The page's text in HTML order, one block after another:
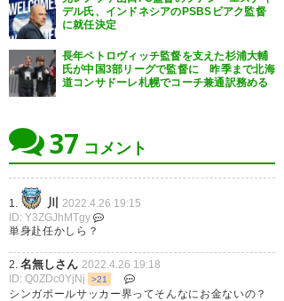
おお、元水戸の監督だった西ヶ
谷さんがシンガポール代表監督
とは。石井さんがブリーラムを
れからは有能な日本人監督の需
要は増えるかも。＞RT
— daiyusaku (daiyusaku)
2022, 4月 25
デル氏、インドネシアのPSBSビアク監督
に就任決定
長年ペトロヴィッチ監督を支えた杉浦大輔
氏が中国3部リーグで監督に 昨季まで北海
道コンサドーレ札幌でコーチ兼通訳務める
37 コメント
1. 川
2022.4.26 19:15
ID: Y3ZGJhMTgy
単身赴任かしら？
2. 名無しさん 2022.4.26 19:18
ID: Q0ZDc0YjNj
>21
シンガポールサッカー界ってそんなにお金ないの？